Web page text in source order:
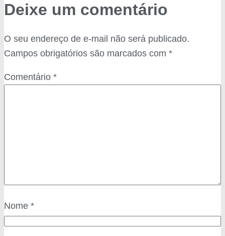
Deixe um comentário
O seu endereço de e-mail não será publicado.
Campos obrigatórios são marcados com *
Comentário *
Nome *